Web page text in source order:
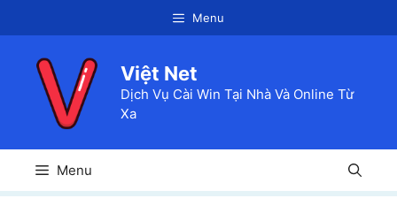
đến
Menu
Việt Net
Dịch Vụ Cài Win Tại Nhà Và Online Từ
Xa
Menu